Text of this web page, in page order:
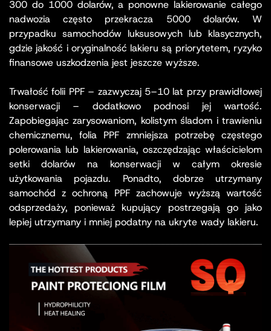
300 do 1000 dolarów, a ponowne lakierowanie całego
nadwozia często przekracza 5000 dolarów. W
przypadku samochodów luksusowych lub klasycznych,
gdzie jakość i oryginalność lakieru są priorytetem, ryzyko
finansowe uszkodzenia jest jeszcze wyższe.
Trwałość folii PPF – zazwyczaj 5–10 lat przy prawidłowej
konserwacji – dodatkowo podnosi jej wartość.
Zapobiegając zarysowaniom, kolistym śladom i trawieniu
chemicznemu, folia PPF zmniejsza potrzebę częstego
polerowania lub lakierowania, oszczędzając właścicielom
setki dolarów na konserwacji w całym okresie
użytkowania pojazdu. Ponadto, dobrze utrzymany
samochód z ochroną PPF zachowuje wyższą wartość
odsprzedaży, ponieważ kupujący postrzegają go jako
lepiej utrzymany i mniej podatny na ukryte wady lakieru.